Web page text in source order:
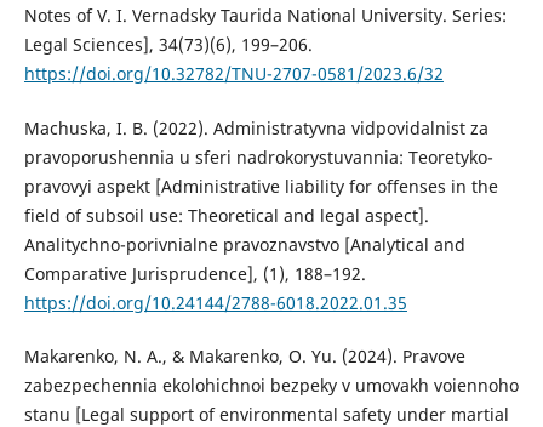
Notes of V. I. Vernadsky Taurida National University. Series:
Legal Sciences], 34(73)(6), 199–206.
https://doi.org/10.32782/TNU-2707-0581/2023.6/32
Machuska, I. B. (2022). Administratyvna vidpovidalnist za
pravoporushennia u sferi nadrokorystuvannia: Teoretyko-
pravovyi aspekt [Administrative liability for offenses in the
field of subsoil use: Theoretical and legal aspect].
Analitychno-porivnialne pravoznavstvo [Analytical and
Comparative Jurisprudence], (1), 188–192.
https://doi.org/10.24144/2788-6018.2022.01.35
Makarenko, N. A., & Makarenko, O. Yu. (2024). Pravove
zabezpechennia ekolohichnoi bezpeky v umovakh voiennoho
stanu [Legal support of environmental safety under martial